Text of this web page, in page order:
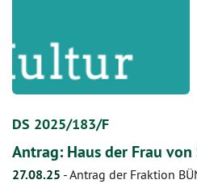
DS 2025/183/F
Antrag: Haus der Frau von
27.08.25 -Antrag der Fraktion